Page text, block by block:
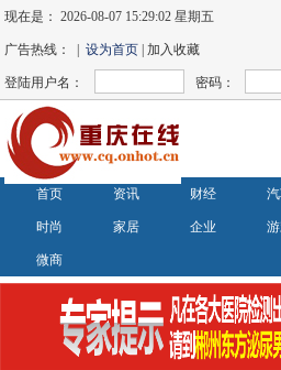
现在是：2026-08-07 15:29:03 星期五
广告热线： |设为首页 | 加入收藏
登陆用户名： 密码：
首页 资讯 财经
时尚 家居 企业
微商